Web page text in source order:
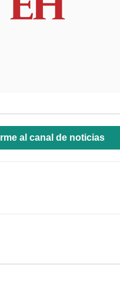
al canal de noticias